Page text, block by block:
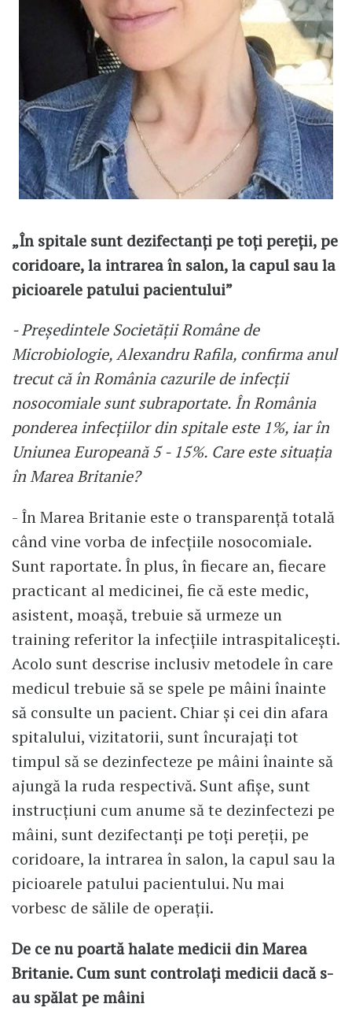
„În spitale sunt dezifectanți pe toți pereții, pe
coridoare, la intrarea în salon, la capul sau la
picioarele patului pacientului”
- Preşedintele Societăţii Române de
Microbiologie, Alexandru Rafila, confirma anul
trecut că în România cazurile de infecţii
nosocomiale sunt subraportate. În România
ponderea infecțiilor din spitale este 1%, iar în
Uniunea Europeană 5 - 15%. Care este situația
în Marea Britanie?
- În Marea Britanie este o transparență totală
când vine vorba de infecțiile nosocomiale.
Sunt raportate. În plus, în fiecare an, fiecare
practicant al medicinei, fie că este medic,
asistent, moașă, trebuie să urmeze un
training referitor la infecțiile intraspitalicești.
Acolo sunt descrise inclusiv metodele în care
medicul trebuie să se spele pe mâini înainte
să consulte un pacient. Chiar și cei din afara
spitalului, vizitatorii, sunt încurajați tot
timpul să se dezinfecteze pe mâini înainte să
ajungă la ruda respectivă. Sunt afișe, sunt
instrucțiuni cum anume să te dezinfectezi pe
mâini, sunt dezifectanți pe toți pereții, pe
coridoare, la intrarea în salon, la capul sau la
picioarele patului pacientului. Nu mai
vorbesc de sălile de operații.
De ce nu poartă halate medicii din Marea
Britanie. Cum sunt controlați medicii dacă s-
au spălat pe mâini